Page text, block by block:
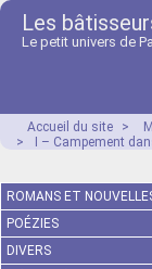
Les
Le petit univers de
Accueil du site >
>
I – Campement
ROMANS ET
POÉZIES
DIVERS